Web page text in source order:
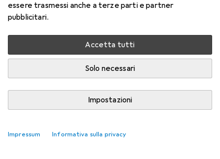
essere trasmessi anche a terze parti e partner
pubblicitari.
Accetta tutti
Solo necessari
Impostazioni
Impressum Informativa sulla privacy
Consegna tra ven, 14/8 e mar, 18/8
Più di 10 pezzi in stock presso il fornitore
Aggiungi al carrello